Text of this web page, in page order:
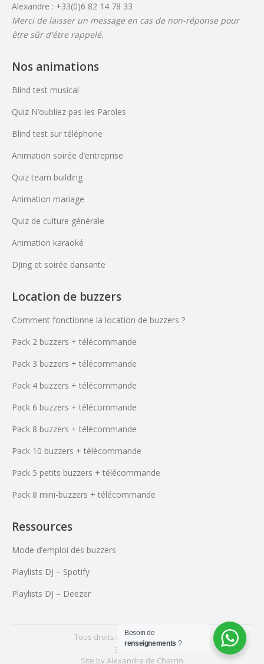
Alexandre : +33(0)6 82 14 78 33
Merci de laisser un message en cas de non-réponse pour
être sûr d'être rappelé.
Nos animations
Blind test musical
Quiz N’oubliez pas les Paroles
Blind test sur téléphone
Animation soirée d’entreprise
Quiz team building
Animation mariage
Quiz de culture générale
Animation karaoké
DJing et soirée dansante
Location de buzzers
Comment fonctionne la location de buzzers ?
Pack 2 buzzers + télécommande
Pack 3 buzzers + télécommande
Pack 4 buzzers + télécommande
Pack 6 buzzers + télécommande
Pack 8 buzzers + télécommande
Pack 10 buzzers + télécommande
Pack 5 petits buzzers + télécommande
Pack 8 mini-buzzers + télécommande
Ressources
Mode d’emploi des buzzers
Playlists DJ – Spotify
Playlists DJ – Deezer
Tous droits réservés - 2015-2026
footer
Site by Alexandre de Charrin
Besoin de
renseignements ?